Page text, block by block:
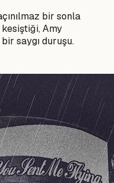
bir sonla
kesiştiği, Amy
saygı duruşu.